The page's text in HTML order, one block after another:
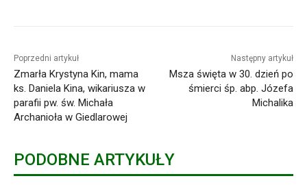
Poprzedni artykuł
Zmarła Krystyna Kin, mama
ks. Daniela Kina, wikariusza w
parafii pw. św. Michała
Archanioła w Giedlarowej
Następny artykuł
Msza święta w 30. dzień po
śmierci śp. abp. Józefa
Michalika
PODOBNE ARTYKUŁY